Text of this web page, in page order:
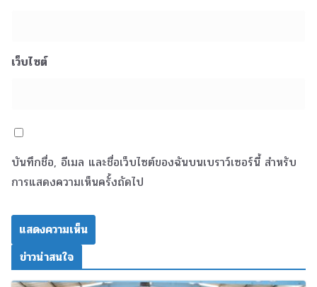
เว็บไซต์
บันทึกชื่อ, อีเมล และชื่อเว็บไซต์ของฉันบนเบราว์เซอร์นี้ สำหรับ
การแสดงความเห็นครั้งถัดไป
ข่าวน่าสนใจ